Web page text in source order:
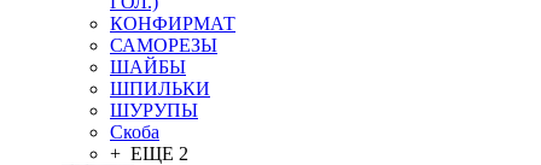
КОНФИРМАТ
САМОРЕЗЫ
ШАЙБЫ
ШПИЛЬКИ
ШУРУПЫ
Скоба
+ ЕЩЕ 2